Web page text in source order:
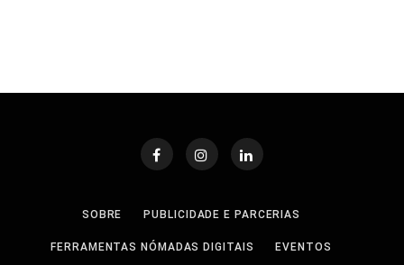
SOBRE PUBLICIDADE E PARCERIAS
FERRAMENTAS NÓMADAS DIGITAIS EVENTOS